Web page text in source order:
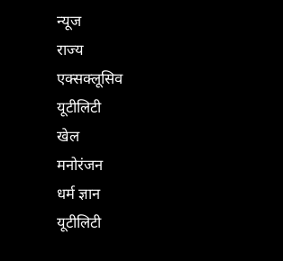
न्यूज
राज्य
एक्सक्लूसिव
यूटीलिटी
खेल
मनोरंजन
धर्म ज्ञान
यूटीलिटी